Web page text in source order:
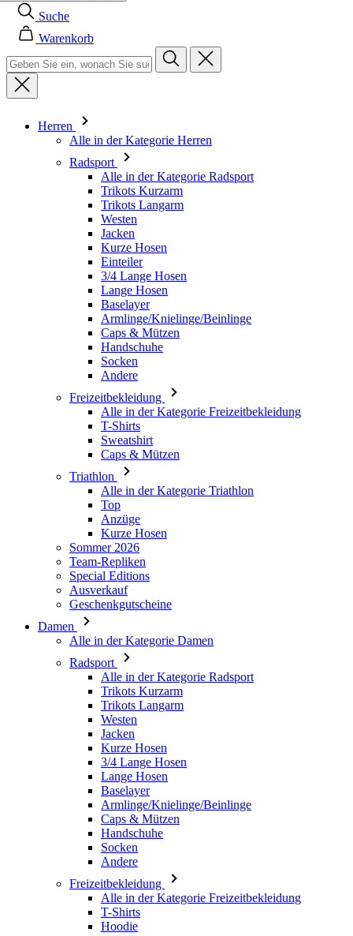
Suche
Warenkorb
Herren
Alle in der Kategorie Herren
Radsport
Alle in der Kategorie Radsport
Trikots Kurzarm
Trikots Langarm
Westen
Jacken
Kurze Hosen
Einteiler
3/4 Lange Hosen
Lange Hosen
Baselayer
Armlinge/Knielinge/Beinlinge
Caps & Mützen
Handschuhe
Socken
Andere
Freizeitbekleidung
Alle in der Kategorie Freizeitbekleidung
T-Shirts
Sweatshirt
Caps & Mützen
Triathlon
Alle in der Kategorie Triathlon
Top
Anzüge
Kurze Hosen
Sommer 2026
Team-Repliken
Special Editions
Ausverkauf
Geschenkgutscheine
Damen
Alle in der Kategorie Damen
Radsport
Alle in der Kategorie Radsport
Trikots Kurzarm
Trikots Langarm
Westen
Jacken
Kurze Hosen
3/4 Lange Hosen
Lange Hosen
Baselayer
Armlinge/Knielinge/Beinlinge
Caps & Mützen
Handschuhe
Socken
Andere
Freizeitbekleidung
Alle in der Kategorie Freizeitbekleidung
T-Shirts
Hoodie